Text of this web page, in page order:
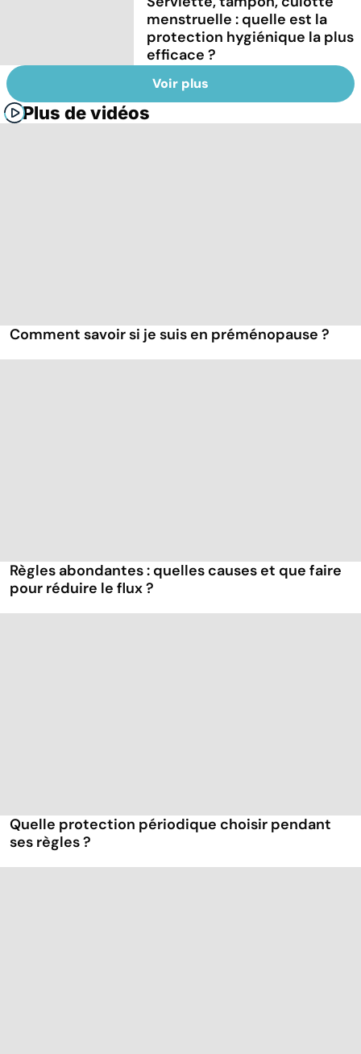
menstruelle : quelle est la
protection hygiénique la plus
efficace ?
Voir plus
Plus de vidéos
Comment savoir si je suis en préménopause ?
Règles abondantes : quelles causes et que faire
pour réduire le flux ?
Quelle protection périodique choisir pendant
ses règles ?